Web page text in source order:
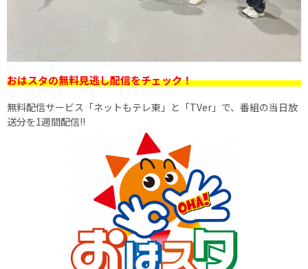
おはスタの無料見逃し配信をチェック！
無料配信サービス「ネットもテレ東」と「TVer」で、番組の当日放
送分を1週間配信!!